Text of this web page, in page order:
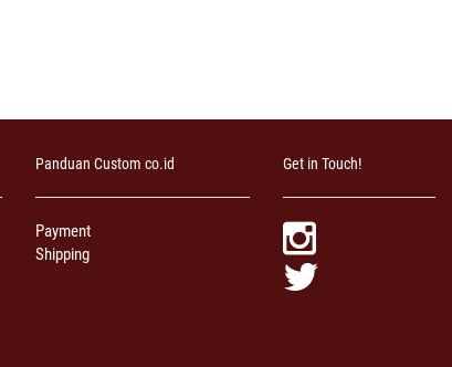
Panduan Custom co.id
Payment
Shipping
Get in Touch!